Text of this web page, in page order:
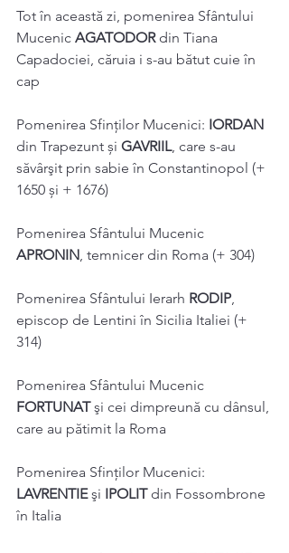
Tot în această zi, pomenirea Sfântului
Mucenic AGATODOR din Tiana
Capadociei, căruia i s-au bătut cuie în
cap
Pomenirea Sfinților Mucenici: IORDAN
din Trapezunt și GAVRIIL, care s-au
săvârşit prin sabie în Constantinopol (+
1650 și + 1676)
Pomenirea Sfântului Mucenic
APRONIN , temnicer din Roma (+ 304)
Pomenirea Sfântului Ierarh RODIP
episcop de Lentini în Sicilia Italiei (+
314)
Pomenirea Sfântului Mucenic
FORTUNAT şi cei dimpreună cu dânsul,
care au pătimit la Roma
Pomenirea Sfinților Mucenici:
LAVRENTIE şi IPOLIT din Fossombrone
în Italia